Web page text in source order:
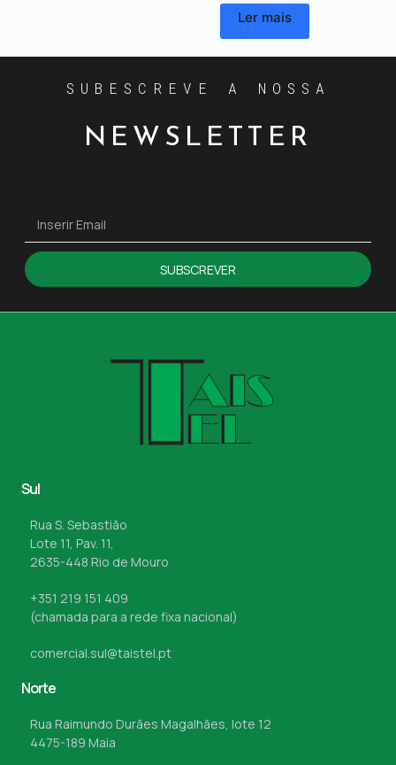
Ler mais
SUBESCREVE A NOSSA
NEWSLETTER
SUBSCREVER
Sul
Rua S. Sebastião
Lote 11, Pav. 11,
2635-448 Rio de Mouro
+351 219 151 409
(chamada para a rede fixa nacional)
comercial.sul@taistel.pt
Norte
Rua Raimundo Durães Magalhães, lote 12
4475-189 Maia